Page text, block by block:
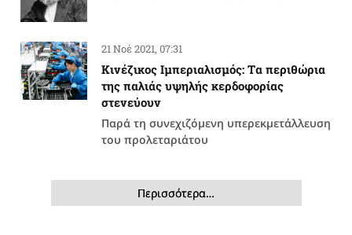
21 Νοέ 2021, 07:31
Κινέζικος Ιμπεριαλισμός: Tα περιθώρια
της παλιάς υψηλής κερδοφορίας
στενεύουν
Παρά τη συνεχιζόμενη υπερεκμετάλλευση
του προλεταριάτου
Περισσότερα…